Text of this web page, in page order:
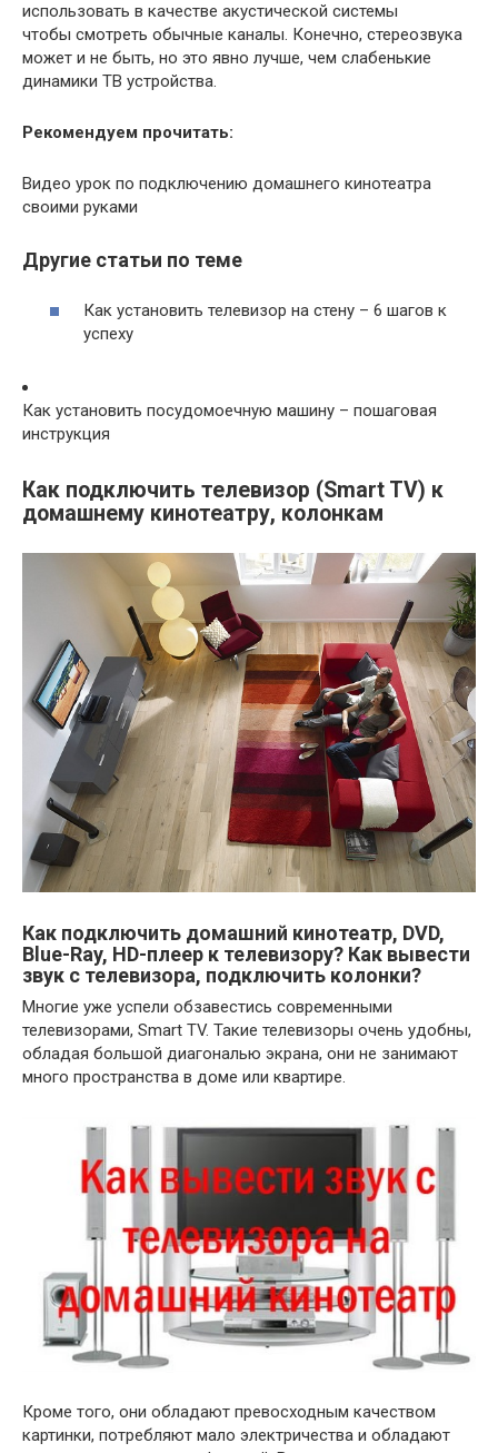
использовать в качестве акустической системы
чтобы смотреть обычные каналы. Конечно, стереозвука
может и не быть, но это явно лучше, чем слабенькие
динамики ТВ устройства.
Рекомендуем прочитать:
Видео урок по подключению домашнего кинотеатра
своими руками
Другие статьи по теме
Как установить телевизор на стену – 6 шагов к
успеху
Как установить посудомоечную машину – пошаговая
инструкция
Как подключить телевизор (Smart TV) к
домашнему кинотеатру, колонкам
Как подключить домашний кинотеатр, DVD,
Blue-Ray, HD-плеер к телевизору? Как вывести
звук с телевизора, подключить колонки?
Многие уже успели обзавестись современными
телевизорами, Smart TV. Такие телевизоры очень удобны,
обладая большой диагональю экрана, они не занимают
много пространства в доме или квартире.
Кроме того, они обладают превосходным качеством
картинки, потребляют мало электричества и обладают